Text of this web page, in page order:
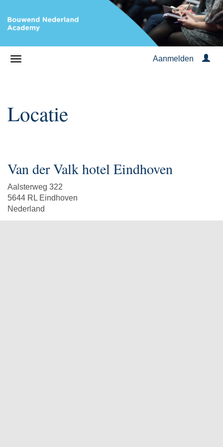
Aanmelden
Locatie
Van der Valk hotel Eindhoven
Aalsterweg 322
5644 RL Eindhoven
Nederland